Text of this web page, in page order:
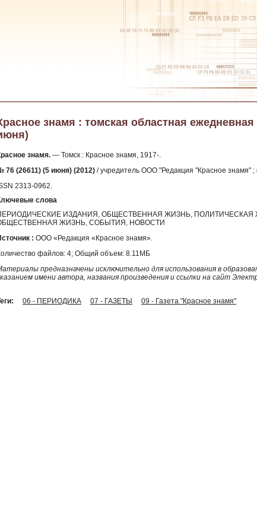
знамя : томская областная ежедневная
знамя. — Томск : Красное знамя, 1917-.
76 (26611) (5 июня) (2012) / учредитель ООО "Редакция "Красное знамя" ;
2313-0962.
слова
ИЗДАНИЯ, ОБЩЕСТВЕННАЯ ЖИЗНЬ,
ЖИЗНЬ, СОБЫТИЯ, НОВОСТИ
: ООО «Редакция «Красное знамя».
файлов: 4; Общий объем: 8.11МБ
предназначены исключительно для использования в
имени автора, названия произведения и ссылки на сайт
06 - ПЕРИОДИКА 07 - ГАЗЕТЫ 09 - Газета "Красное знамя"